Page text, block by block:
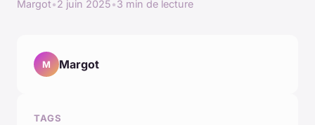
Margot•2 juin 2025•3 min de lecture
M Margot
TAGS